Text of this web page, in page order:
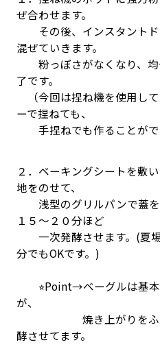
ぜ合わせます。
その後、インスタントド
混ぜていきます。
粉っぽさがなくなり、均
了です。
（今回は捏ね機を使用し
ーで捏ねても、
手捏ねでも作ることがで
２．ベーキングシートを敷
地をのせて、
浅型のグリルパンで蓋を
１５〜２０分ほど
一次発酵させます。(夏場
分でもOKです。)
⭐︎Point→ベーグルは基本
が、
焼き上がりをふかも
酵させてます。